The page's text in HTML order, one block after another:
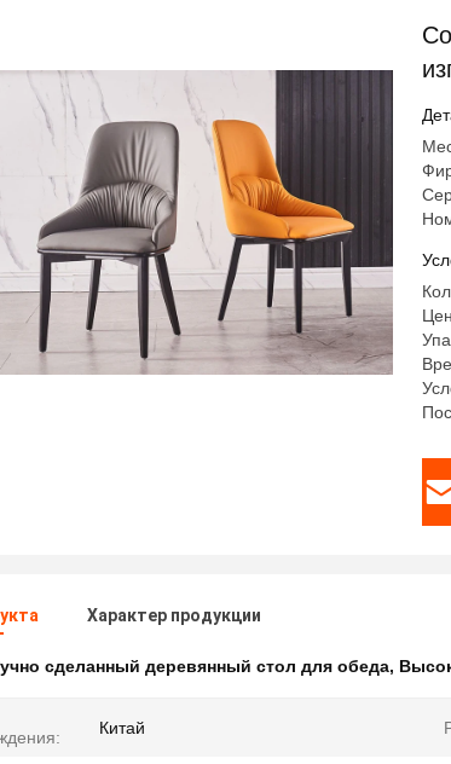
Характер продукции
сделанный деревянный стол для обеда,
Китай